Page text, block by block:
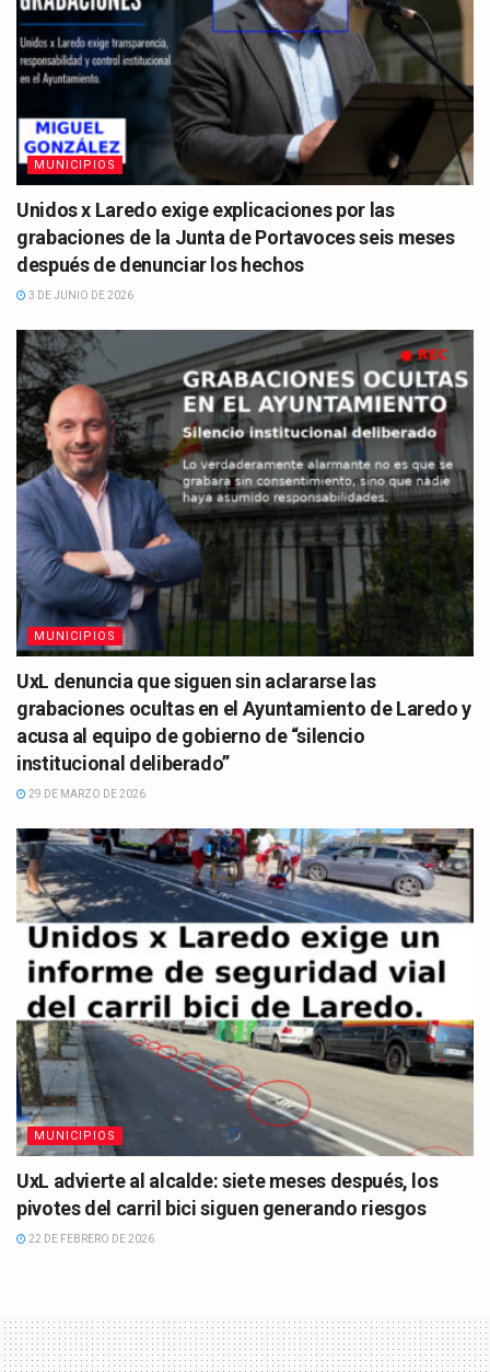
MUNICIPIOS
Unidos x Laredo exige explicaciones por las
grabaciones de la Junta de Portavoces seis meses
después de denunciar los hechos
3 DE JUNIO DE 2026
MUNICIPIOS
UxL denuncia que siguen sin aclararse las
grabaciones ocultas en el Ayuntamiento de Laredo y
acusa al equipo de gobierno de “silencio
institucional deliberado”
29 DE MARZO DE 2026
MUNICIPIOS
UxL advierte al alcalde: siete meses después, los
pivotes del carril bici siguen generando riesgos
22 DE FEBRERO DE 2026